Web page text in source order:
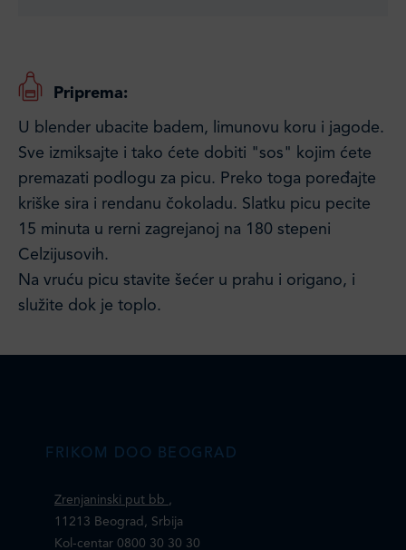
Priprema:
U blender ubacite badem, limunovu koru i jagode.
Sve izmiksajte i tako ćete dobiti "sos" kojim ćete
premazati podlogu za picu. Preko toga poređajte
kriške sira i rendanu čokoladu. Slatku picu pecite
15 minuta u rerni zagrejanoj na 180 stepeni
Celzijusovih.
Na vruću picu stavite šećer u prahu i origano, i
služite dok je toplo.
FRIKOM DOO BEOGRAD
Zrenjaninski put bb ,
11213 Beograd, Srbija
Kol-centar 0800 30 30 30